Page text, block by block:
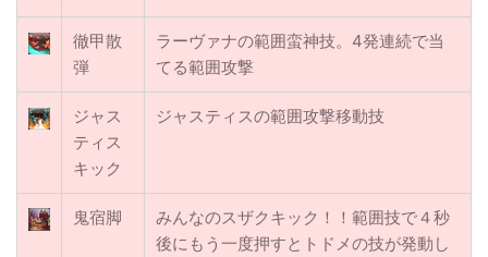
徹甲散
弾
ラーヴァナの範囲蛮神技。4発連続で当
てる範囲攻撃
ジャス
ティス
キック
ジャスティスの範囲攻撃移動技
鬼宿脚
みんなのスザクキック！！範囲技で４秒
後にもう一度押すとトドメの技が発動し